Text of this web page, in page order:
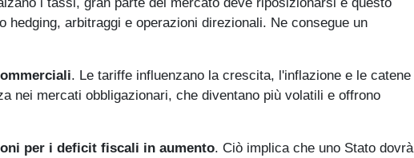
hedging, arbitraggi e operazioni direzionali. Ne consegue un
. Le tariffe influenzano la crescita, l'inflazione e le catene
nei mercati obbligazionari, che diventano più volatili e offrono
per i deficit fiscali in aumento. Ciò implica che uno Stato dovrà